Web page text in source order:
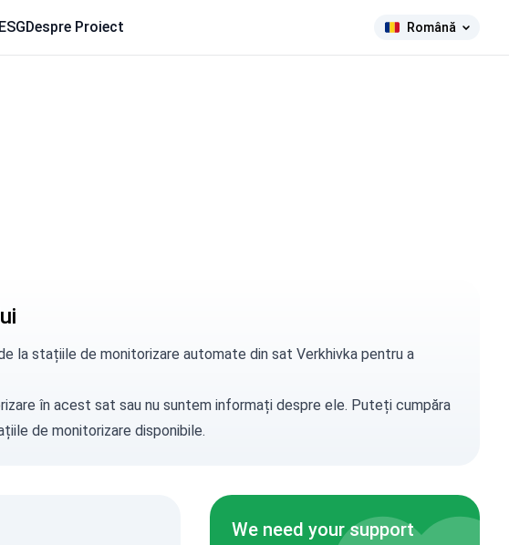
ESGDespre Proiect Română
la stațiile de monitorizare automate din sat Verkhivka pentru a
în acest sat sau nu suntem informați despre ele. Puteți cumpăra
de monitorizare disponibile.
We need your support